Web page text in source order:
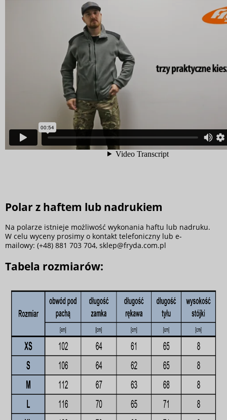
Polar z haftem lub nadrukiem
Na polarze istnieje możliwość wykonania haftu lub nadruku.
W celu wyceny prosimy o kontakt telefoniczny lub e-
mailowy: (+48) 881 703 704, sklep@fryda.com.pl
Tabela rozmiarów: